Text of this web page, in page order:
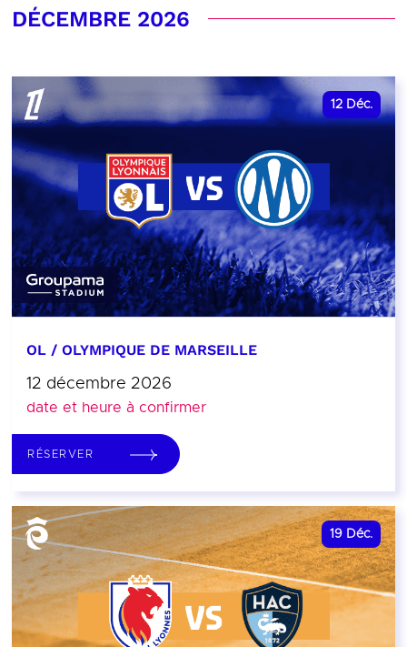
DÉCEMBRE 2026
12 Déc.
OL / OLYMPIQUE DE MARSEILLE
12 décembre 2026
date et heure à confirmer
RÉSERVER
19 Déc.